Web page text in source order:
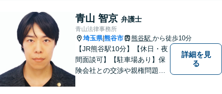
青山 智京 弁護士
青山法律事務所
埼玉県|熊谷市 熊谷駅 から徒歩10分
【JR熊谷駅10分】【休日・夜
間面談可】【駐車場あり】保
険会社との交渉や親権問題、
詳細を見
る